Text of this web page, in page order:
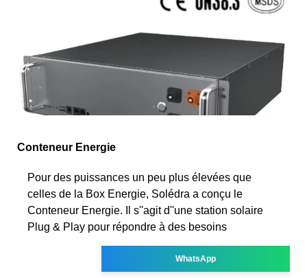
Conteneur Energie
Pour des puissances un peu plus élevées que
celles de la Box Energie, Solédra a conçu le
Conteneur Energie. Il s''agit d''une station solaire
Plug & Play pour répondre à des besoins
WhatsApp